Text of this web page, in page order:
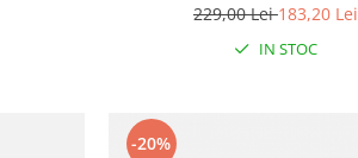
229,00 Lei183,20 Lei
IN STOC
-20%